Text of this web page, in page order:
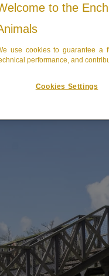
to the
use cookies to guarantee a
performance, and
Cookies Settings